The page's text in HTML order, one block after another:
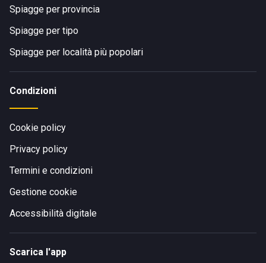
Spiagge per provincia
Spiagge per tipo
Spiagge per località più popolari
Condizioni
Cookie policy
Privacy policy
Termini e condizioni
Gestione cookie
Accessibilità digitale
Scarica l'app